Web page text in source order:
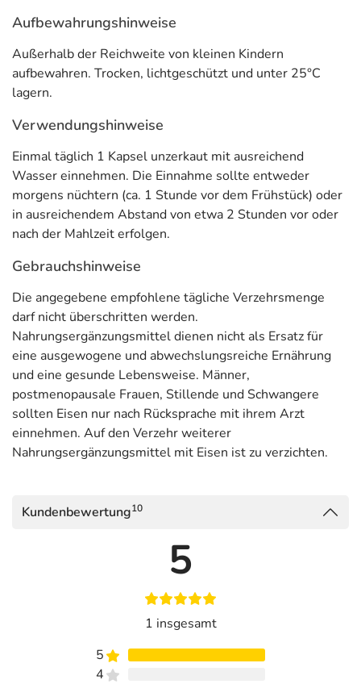
Aufbewahrungshinweise
Außerhalb der Reichweite von kleinen Kindern
aufbewahren. Trocken, lichtgeschützt und unter 25°C
lagern.
Verwendungshinweise
Einmal täglich 1 Kapsel unzerkaut mit ausreichend
Wasser einnehmen. Die Einnahme sollte entweder
morgens nüchtern (ca. 1 Stunde vor dem Frühstück) oder
in ausreichendem Abstand von etwa 2 Stunden vor oder
nach der Mahlzeit erfolgen.
Gebrauchshinweise
Die angegebene empfohlene tägliche Verzehrsmenge
darf nicht überschritten werden.
Nahrungsergänzungsmittel dienen nicht als Ersatz für
eine ausgewogene und abwechslungsreiche Ernährung
und eine gesunde Lebensweise. Männer,
postmenopausale Frauen, Stillende und Schwangere
sollten Eisen nur nach Rücksprache mit ihrem Arzt
einnehmen. Auf den Verzehr weiterer
Nahrungsergänzungsmittel mit Eisen ist zu verzichten.
Kundenbewertung10
5
1 insgesamt
5
4